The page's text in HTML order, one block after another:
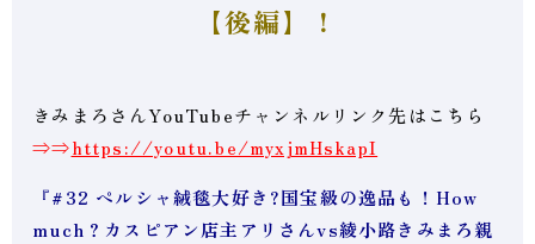
【後編】！
きみまろさんYouTubeチャンネルリンク先はこちら
⇒⇒https://youtu.be/myxjmHskapI
『#32 ペルシャ絨毯大好き?国宝級の逸品も！How
much？カスピアン店主アリさんvs綾小路きみまろ親